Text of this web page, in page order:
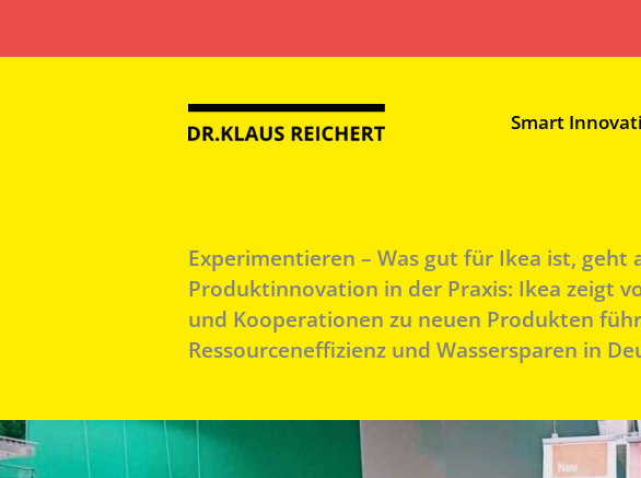
Smart
Experimentieren – Was gut für Ikea ist, geht
Produktinnovation in der Praxis: Ikea zeigt
und Kooperationen zu neuen Produkten
Ressourceneffizienz und Wassersparen in